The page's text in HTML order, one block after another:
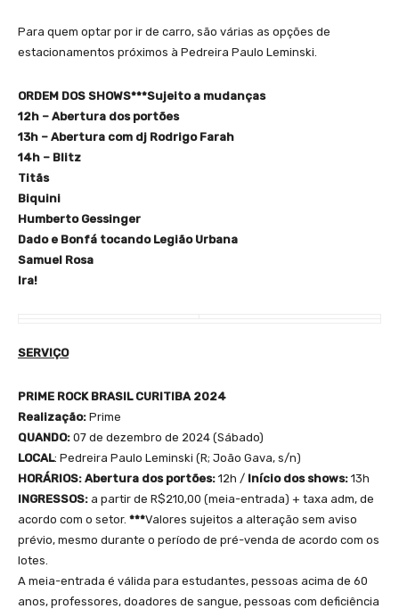
Para quem optar por ir de carro, são várias as opções de
estacionamentos próximos à Pedreira Paulo Leminski.
ORDEM DOS SHOWS***Sujeito a mudanças
12h – Abertura dos portões
13h – Abertura com dj Rodrigo Farah
14h – Blitz
Titãs
Biquini
Humberto Gessinger
Dado e Bonfá tocando Legião Urbana
Samuel Rosa
Ira!
SERVIÇO
PRIME ROCK BRASIL CURITIBA 2024
Realização: Prime
QUANDO: 07 de dezembro de 2024 (Sábado)
LOCAL: Pedreira Paulo Leminski (R; João Gava, s/n)
HORÁRIOS: Abertura dos portões: 12h / Início dos shows: 13h
INGRESSOS: a partir de R$210,00 (meia-entrada) + taxa adm, de
acordo com o setor. ***Valores sujeitos a alteração sem aviso
prévio, mesmo durante o período de pré-venda de acordo com os
lotes.
A meia-entrada é válida para estudantes, pessoas acima de 60
anos, professores, doadores de sangue, pessoas com deficiência